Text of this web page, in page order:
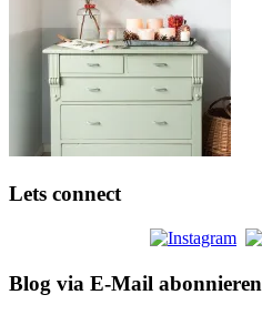
Lets connect
Blog via E-Mail abonnieren